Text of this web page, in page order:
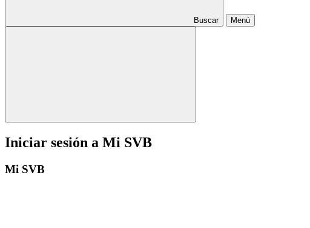
Buscar Menú
Iniciar sesión a Mi SVB
Mi SVB